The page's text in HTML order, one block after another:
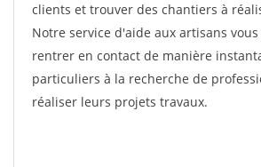
clients et trouver des chantiers à
Notre service d'aide aux artisans
rentrer en contact de manière
particuliers à la recherche de
réaliser leurs projets travaux.